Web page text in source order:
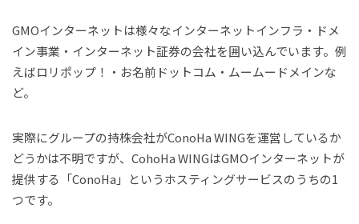
GMOインターネットは様々なインターネットインフラ・ドメ
イン事業・インターネット証券の会社を囲い込んでいます。例
えばロリポップ！・お名前ドットコム・ムームードメインな
ど。
実際にグループの持株会社がConoHa WINGを運営しているか
どうかは不明ですが、CohoHa WINGはGMOインターネットが
提供する「ConoHa」というホスティングサービスのうちの1
つです。